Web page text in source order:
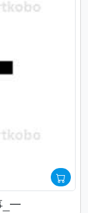
一